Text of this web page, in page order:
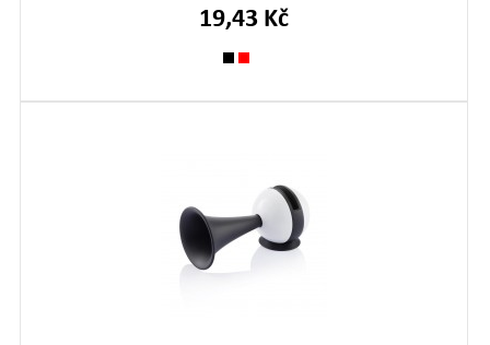
19,43 Kč